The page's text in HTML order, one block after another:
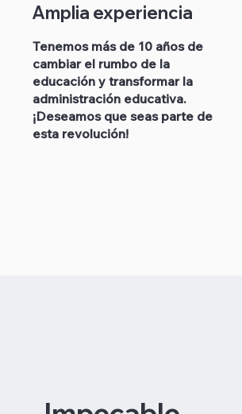
Tenemos más de 10 años de
cambiar el rumbo de la
educación y transformar la
administración educativa.
¡Deseamos que seas parte de
esta revolución!
Amplia experiencia